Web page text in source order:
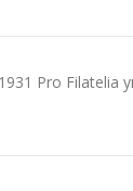
Pro Filatelia